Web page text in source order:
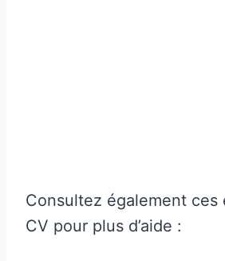
Consultez également ces
CV pour plus d’aide :